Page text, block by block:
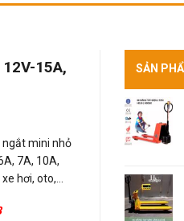
15A,
ngắt mini nhỏ
7A, 10A,
hơi, oto,…
SẢN